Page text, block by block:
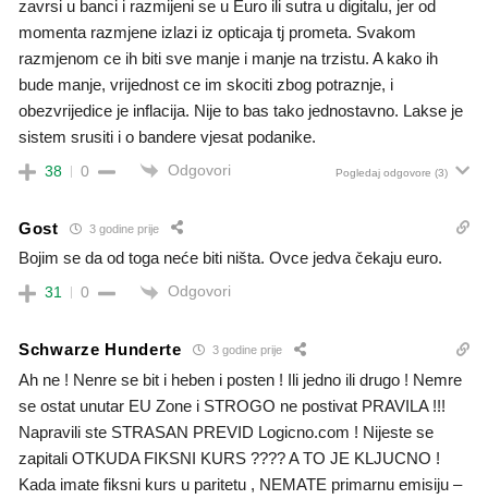
zavrsi u banci i razmijeni se u Euro ili sutra u digitalu, jer od
momenta razmjene izlazi iz opticaja tj prometa. Svakom
razmjenom ce ih biti sve manje i manje na trzistu. A kako ih
bude manje, vrijednost ce im skociti zbog potraznje, i
obezvrijedice je inflacija. Nije to bas tako jednostavno. Lakse je
sistem srusiti i o bandere vjesat podanike.
38 0 Odgovori Pogledaj odgovore (3)
Gost 3 godine prije
Bojim se da od toga neće biti ništa. Ovce jedva čekaju euro.
31 0 Odgovori
Schwarze Hunderte 3 godine prije
Ah ne ! Nenre se bit i heben i posten ! Ili jedno ili drugo ! Nemre
se ostat unutar EU Zone i STROGO ne postivat PRAVILA !!!
Napravili ste STRASAN PREVID Logicno.com ! Nijeste se
zapitali OTKUDA FIKSNI KURS ???? A TO JE KLJUCNO !
Kada imate fiksni kurs u paritetu , NEMATE primarnu emisiju –